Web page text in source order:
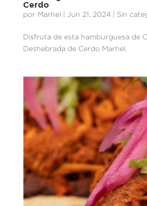
Cerdo
por Marhel Jun 21, 2024| Sin
Disfruta de esta hamburguesa de
Deshebrada de Cerdo Marhel.